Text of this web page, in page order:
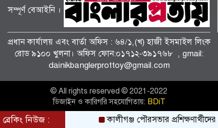
পাটকেলঘাটায় বিশেষ অভিযানে ৪ পিস
ইয়াবাসহ মাদক মামলার আসামি গ্রেপ্তার।
তালায় জামায়াতের বিশাল গণমিছিল, ‘জুলাই
কালীগঞ্জে জুলাই গণঅভ্যুত্থান দিবসের গণ
মিছিল আলোচনা সভা ও দোয়া মাহফিল
সম্পূর্ণ বেআইনি ।
প্রধান কার্যালয় এবং বার্তা অফিস : ৬৪/১,(খ) হাজী ইসমাইল লিংক
রোড ৯১০০ খুলনা। অফিস ফোন:০১৭১২-৩৯১৭৬৮ , gmail:
dainikbanglerprottoy@gmail.com
ব্রেকিং নিউজ : কালীগঞ্জ পৌরসভার প্রশিক্ষণার্থীদের
© All rights reserved © 2021-2022
ডিজাইন ও কারিগরি সহযোগিতায়: BDiT